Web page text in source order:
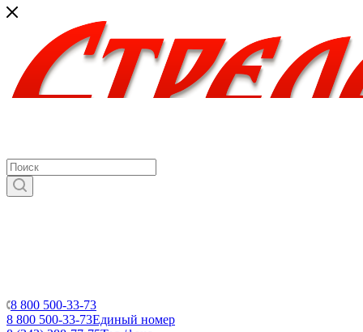
8 800 500-33-73
8 800 500-33-73Единый номер